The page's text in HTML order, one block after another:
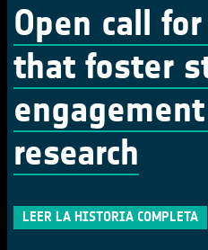
Open call
that foster
engagement
research
LEER LA HISTORIA COMPLETA